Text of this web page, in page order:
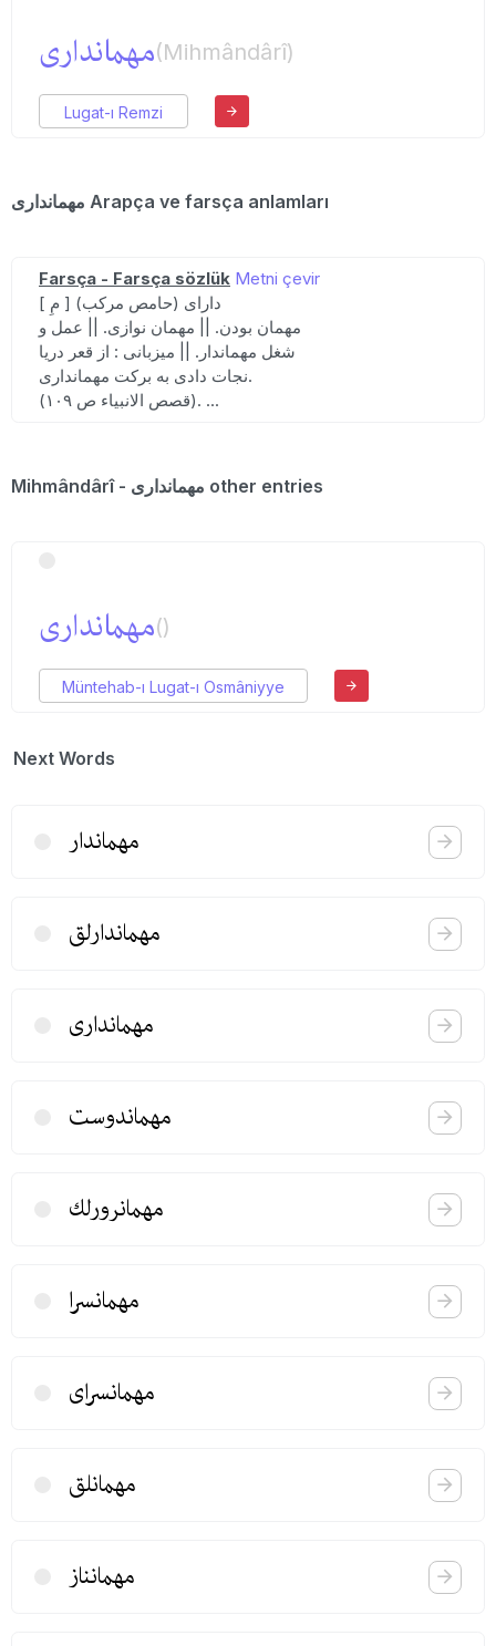
مهمانداری(Mihmândârî)
Lugat-ı Remzi
مهمانداری Arapça ve farsça anlamları
Farsça - Farsça sözlük Metni çevir
[ مِ ] (حامص مرکب) دارای
مهمان بودن. || مهمان نوازی. || عمل و
شغل مهماندار. || میزبانی : از قعر دریا
نجات دادی به برکت مهمانداری.
(قصص الانبیاء ص ۱۰۹). ...
Mihmândârî - مهمانداری other entries
مهمانداری()
Müntehab-ı Lugat-ı Osmâniyye
Next Words
مهماندار
مهماندارلق
مهمانداری
مهماندوست
مهمانرورلك
مهمانسرا
مهمانسرای
مهمانلق
مهمانناز